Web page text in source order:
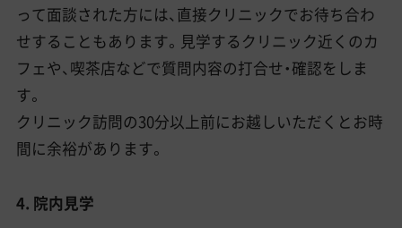
って面談された方には、直接クリニックでお待ち合わ
せすることもあります。見学するクリニック近くのカ
フェや、喫茶店などで質問内容の打合せ・確認をしま
す。
クリニック訪問の30分以上前にお越しいただくとお時
間に余裕があります。
4. 院内見学